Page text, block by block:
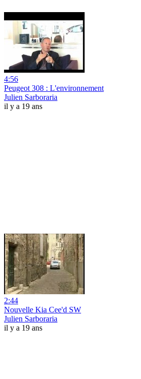
4:56
Peugeot 308 : L'environnement
Julien Sarboraria
il y a 19 ans
2:44
Nouvelle Kia Cee'd SW
Julien Sarboraria
il y a 19 ans